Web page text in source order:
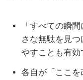
「すべての瞬
さな無駄を見
やすことも有効
各自が「ここ